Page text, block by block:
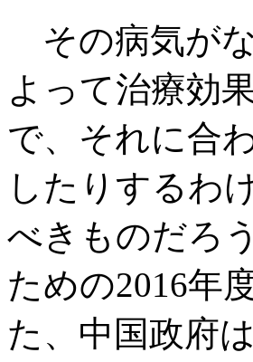
その病気が
よって治療効
で、それに合
したりするわ
べきものだろ
ための2016年
た、中国政府